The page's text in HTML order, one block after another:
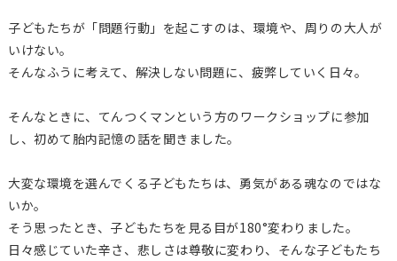
子どもたちが「問題行動」を起こすのは、環境や、周りの大人が
いけない。
そんなふうに考えて、解決しない問題に、疲弊していく日々。
そんなときに、てんつくマンという方のワークショップに参加
し、初めて胎内記憶の話を聞きました。
大変な環境を選んでくる子どもたちは、勇気がある魂なのではな
いか。
そう思ったとき、子どもたちを見る目が180°変わりました。
日々感じていた辛さ、悲しさは尊敬に変わり、そんな子どもたち